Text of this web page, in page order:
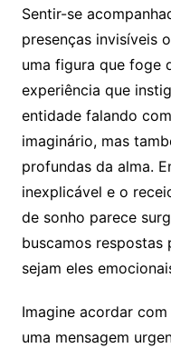
Sentir-se
presenças invisíveis
uma figura que foge
experiência que
entidade falando
imaginário, mas
profundas da alma.
inexplicável e o
de sonho parece
buscamos
sejam eles
Imagine acordar
uma mensagem